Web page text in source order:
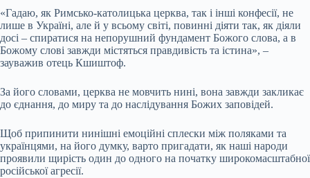
«Гадаю, як Римсько-католицька церква, так і інші конфесії, не
лише в Україні, але й у всьому світі, повинні діяти так, як діяли
досі – спиратися на непорушний фундамент Божого слова, а в
Божому слові завжди містяться правдивість та істина», –
зауважив отець Кшиштоф.
За його словами, церква не мовчить нині, вона завжди закликає
до єднання, до миру та до наслідування Божих заповідей.
Щоб припинити нинішні емоційні сплески між поляками та
українцями, на його думку, варто пригадати, як наші народи
проявили щирість один до одного на початку широкомасштабної
російської агресії.